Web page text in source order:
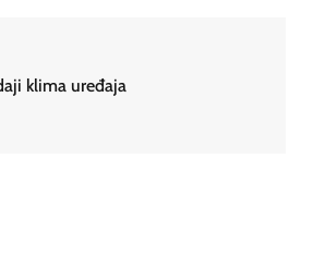
klima uređaja